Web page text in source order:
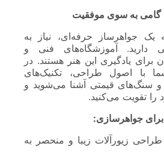
گامی به سوی موفقیت
یک جواهرساز حرفه‌ای، نیاز به
دارید. آموزشگاه‌های فنی و
برای یادگیری این هنر هستند. در
با اصول طراحی، تکنیک‌های
و سنگ‌های قیمتی آشنا می‌شوید و
تقویت می‌کنید.
جواهرسازی:
طراحی زیورآلات زیبا و منحصر به